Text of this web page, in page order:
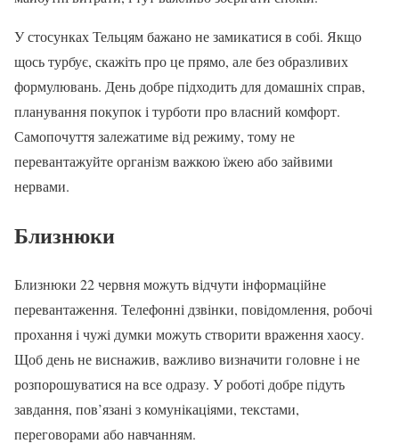
У стосунках Тельцям бажано не замикатися в собі. Якщо
щось турбує, скажіть про це прямо, але без образливих
формулювань. День добре підходить для домашніх справ,
планування покупок і турботи про власний комфорт.
Самопочуття залежатиме від режиму, тому не
перевантажуйте організм важкою їжею або зайвими
нервами.
Близнюки
Близнюки 22 червня можуть відчути інформаційне
перевантаження. Телефонні дзвінки, повідомлення, робочі
прохання і чужі думки можуть створити враження хаосу.
Щоб день не виснажив, важливо визначити головне і не
розпорошуватися на все одразу. У роботі добре підуть
завдання, пов’язані з комунікаціями, текстами,
переговорами або навчанням.